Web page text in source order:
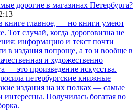
дорогие в магазинах Петербурга?
книге главное, — но книги умеют
Тот случай, когда дороговизна не
информацию и текст почти
в издания попроще, а то и вообще в
и художественно
— это произведение искусства.
петербургские книжные
издания на их полках — самые
интересны. Получилась богатая во